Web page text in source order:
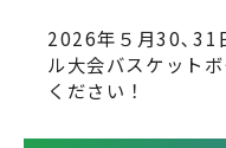
2026年５月30､31
ル大会バスケット
ください！